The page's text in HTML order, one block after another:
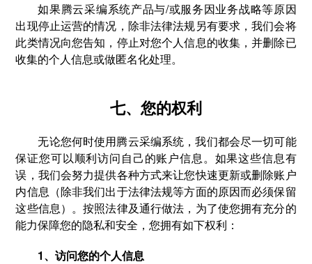
如果腾云采编系统产品与/或服务因业务战略等原因
出现停止运营的情况，除非法律法规另有要求，我们会将
此类情况向您告知，停止对您个人信息的收集，并删除已
收集的个人信息或做匿名化处理。
七、您的权利
无论您何时使用腾云采编系统，我们都会尽一切可能
保证您可以顺利访问自己的账户信息。如果这些信息有
误，我们会努力提供各种方式来让您快速更新或删除账户
内信息（除非我们出于法律法规等方面的原因而必须保留
这些信息）。按照法律及通行做法，为了使您拥有充分的
能力保障您的隐私和安全，您拥有如下权利：
1、访问您的个人信息